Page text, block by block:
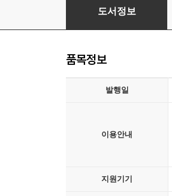
나는 가해자의 엄마입니다
도서정보
품목정보
발행일
이용안내
지원기기